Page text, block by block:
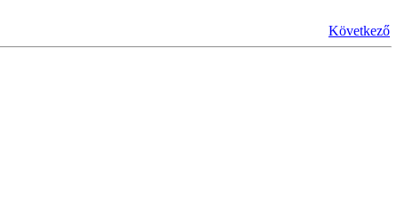
Következő